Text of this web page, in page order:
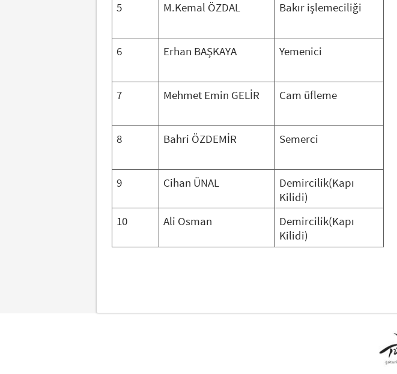
5 M.Kemal ÖZDAL Bakır işlemeciliği
6 Erhan BAŞKAYA Yemenici
7 Mehmet Emin GELİR Cam üfleme
8 Bahri ÖZDEMİR Semerci
9 Cihan ÜNAL
Demircilik(Kapı
Kilidi)
10
Ali Osman
Demircilik(Kapı
Kilidi)